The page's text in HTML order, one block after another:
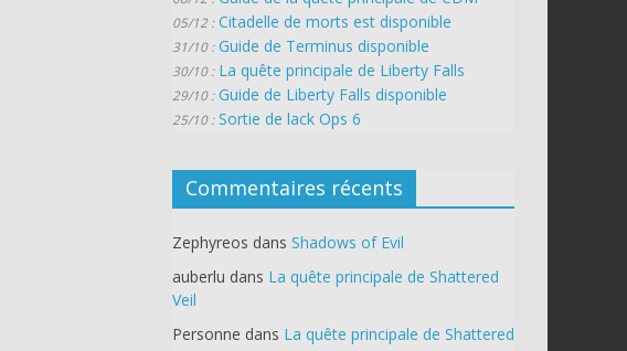
05/12 : Citadelle de morts est disponible
31/10 : Guide de Terminus disponible
30/10 : La quête principale de Liberty Falls
29/10 : Guide de Liberty Falls disponible
25/10 : Sortie de lack Ops 6
Commentaires récents
Zephyreos dans Shadows of Evil
auberlu dans La quête principale de Shattered
Veil
Personne dans La quête principale de Shattered